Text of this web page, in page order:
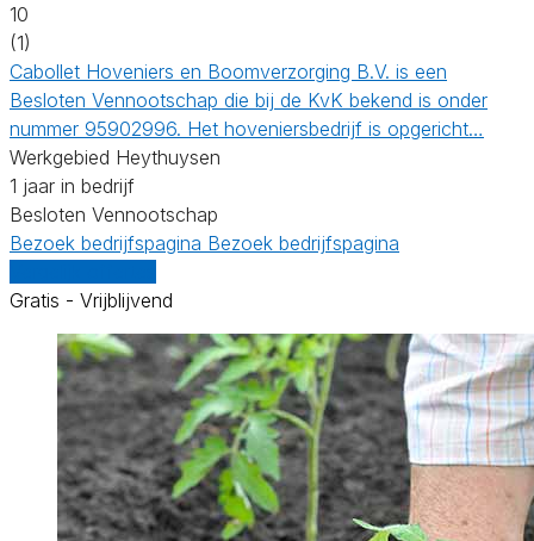
10
(1)
Cabollet Hoveniers en Boomverzorging B.V. is een
Besloten Vennootschap die bij de KvK bekend is onder
nummer 95902996. Het hoveniersbedrijf is opgericht…
Werkgebied Heythuysen
1 jaar in bedrijf
Besloten Vennootschap
Bezoek bedrijfspagina Bezoek bedrijfspagina
Gratis - Vrijblijvend